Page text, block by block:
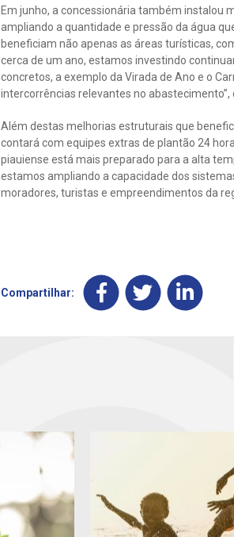
Em junho, a concessionária também instalou
ampliando a quantidade e pressão da água
beneficiam não apenas as áreas turísticas,
cerca de um ano, estamos investindo
concretos, a exemplo da Virada de Ano e o
intercorrências relevantes no abastecimento”,
Além destas melhorias estruturais que
contará com equipes extras de plantão 24
piauiense está mais preparado para a alta
estamos ampliando a capacidade dos
moradores, turistas e empreendimentos da
Compartilhar: